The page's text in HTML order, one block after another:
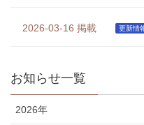
2026-03-16 更新情
お知らせ一覧
2026年